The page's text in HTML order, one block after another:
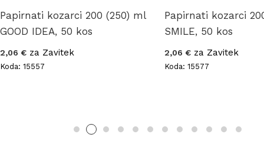
Papirnati kozarci 200 (250) ml
GOOD IDEA, 50 kos
2,06 € za Zavitek
Koda: 15557
Papirnati kozarci
SMILE, 50 kos
2,06 € za Zavitek
Koda: 15577